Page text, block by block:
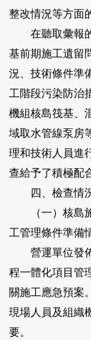
整改情況等方面
在聽取彙報的
基前期施工遺留
況、技術條件準
工階段污染防治
機組核島筏基、
域取水管線泵房
理和技術人員進
查給予了積極配
四、檢查情
（一）核島施
工管理條件準備
營運單位發佈
程一體化項目管
關施工應急預案
現場人員及組織
要。